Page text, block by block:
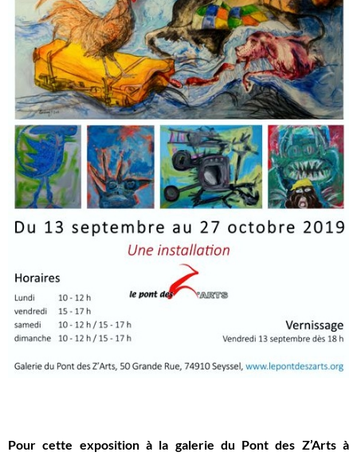
Pourcette exposition à la galerie du Pont des Z’Arts à